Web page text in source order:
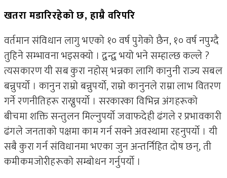
खतरा मडारिरहेको छ, हाम्रै वरिपरि
वर्तमान संविधान लागु भएको १० वर्ष पुगेको छैन, १० वर्ष नपुग्दै
तुहिने सम्भावना भइसक्यो । द्वन्द्व भयो भने सम्हाल्छ कल्ले ?
त्यसकारण यी सब कुरा नहोस् भन्नका लागि कानुनी राज्य सबल
बन्नुपर्यो । कानुन राम्रो बन्नुपर्यो, राम्रो कानुनले राम्रा लाभ वितरण
गर्ने रणनीतिहरू राख्नुपर्यो । सरकारका विभिन्न अंगहरूको
बीचमा शक्ति सन्तुलन मिल्नुपर्यो जवाफदेही ढंगले र प्रभावकारी
ढंगले जनताको पक्षमा काम गर्न सक्ने अवस्थामा रहनुपर्यो । यी
सबै कुरा गर्न संविधानमा भएका जुन अन्तर्निहित दोष छन्, ती
कमीकमजोरीहरूको सम्बोधन गर्नुपर्यो ।